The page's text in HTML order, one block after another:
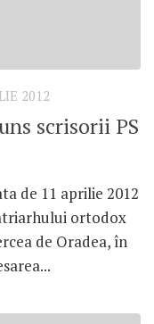
2012
scrisorii PS
de 11 aprilie 2012
ortodox
de Oradea, în